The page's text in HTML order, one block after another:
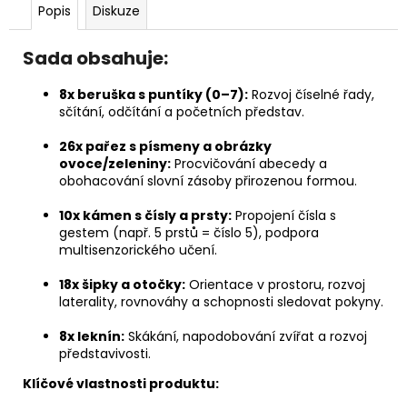
Popis Diskuze
Sada obsahuje:
8x beruška s puntíky (0–7): Rozvoj číselné řady,
sčítání, odčítání a početních představ.
26x pařez s písmeny a obrázky
ovoce/zeleniny: Procvičování abecedy a
obohacování slovní zásoby přirozenou formou.
10x kámen s čísly a prsty: Propojení čísla s
gestem (např. 5 prstů = číslo 5), podpora
multisenzorického učení.
18x šipky a otočky: Orientace v prostoru, rozvoj
laterality, rovnováhy a schopnosti sledovat pokyny.
8x leknín: Skákání, napodobování zvířat a rozvoj
představivosti.
Klíčové vlastnosti produktu: